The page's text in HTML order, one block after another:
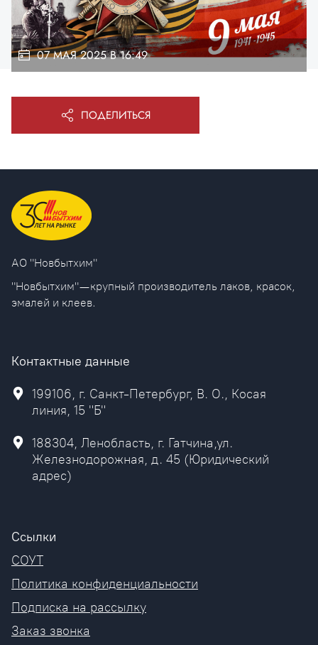
07 МАЯ 2025 В 16:49
ПОДЕЛИТЬСЯ
AO "Новбытхим"
"Новбытхим" — крупный производитель лаков, красок,
эмалей и клеев.
Контактные данные
199106, г. Санкт-Петербург, В. О., Косая
линия, 15 "Б"
188304, Ленобласть, г. Гатчина,ул.
Железнодорожная, д. 45 (Юридический
адрес)
Ссылки
СОУТ
Политика конфиденциальности
Подписка на рассылку
Заказ звонка